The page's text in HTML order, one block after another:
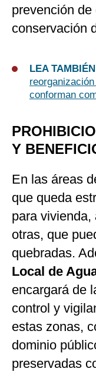
prevención
conservación
LEA
conforman
Y
En las áreas
que queda
para
otras, que
quebradas.
Local de
encargará de
control y
estas zonas,
dominio
preservadas